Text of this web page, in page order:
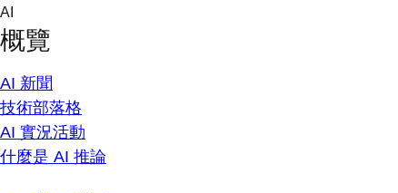
Skip
content
AI
概覽
AI 新聞
技術部落格
AI 實況活動
什麼是 AI 推論